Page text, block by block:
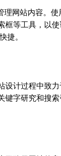
网站内容。
等工具，以
捷。
计过程中致
字研究和搜